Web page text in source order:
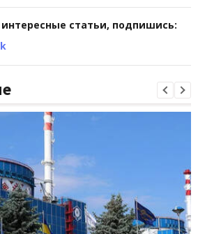
статьи, подпишись: